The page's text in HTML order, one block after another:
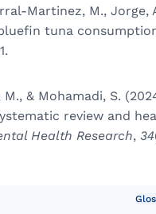
Martinez, M., Jorge,
tuna
M., & Mohamadi, S.
review and
Health Research, 34